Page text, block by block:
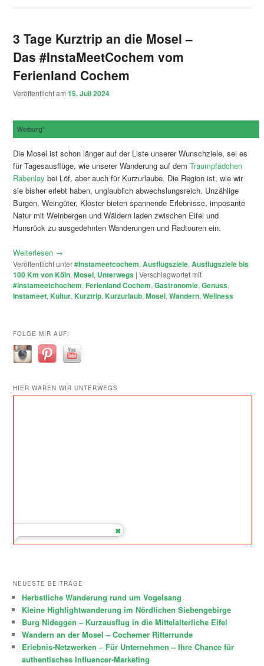
3 Tage Kurztrip an die Mosel –
Das #InstaMeetCochem vom
Ferienland Cochem
Veröffentlicht am15. Juli 2024
Werbung*
Die Mosel ist schon länger auf der Liste unserer Wunschziele, sei es
für Tagesausflüge, wie unserer Wanderung auf demTraumpfädchen
Rabenlay bei Löf, aber auch für Kurzurlaube. Die Region ist, wie wir
sie bisher erlebt haben, unglaublich abwechslungsreich. Unzählige
Burgen, Weingüter, Kloster bieten spannende Erlebnisse, imposante
Natur mit Weinbergen und Wäldern laden zwischen Eifel und
Hunsrück zu ausgedehnten Wanderungen und Radtouren ein.
Weiterlesen →
Veröffentlicht unter#Instameetcochem,Ausflugsziele,Ausflugsziele bis
100 Km von Köln,Mosel, Unterwegs |Verschlagwortet mit
#instameetchochem,Ferienland Cochem,Gastronomie,Genuss,
Instameet,Kultur,Kurztrip,Kurzurlaub,Mosel,Wandern,Wellness
FOLGE MIR AUF:
HIER WAREN WIR UNTERWEGS
NEUESTE BEITRÄGE
Herbstliche Wanderung rund um Vogelsang
Kleine Highlightwanderung im Nördlichen Siebengebirge
Burg Nideggen – Kurzausflug in die Mittelalterliche Eifel
Wandern an der Mosel – Cochemer Ritterrunde
Erlebnis-Netzwerken – Für Unternehmen – Ihre Chance für
authentisches Influencer-Marketing